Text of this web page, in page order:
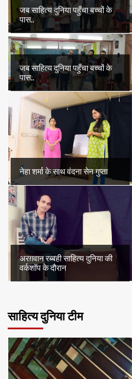
जब साहित्य दुनिया पहुँचा बच्चों के
पास..
जब साहित्य दुनिया पहुँचा बच्चों के
पास..
नेहा शर्मा के साथ वंदना सेन गुप्ता
अरग़वान रब्बही साहित्य दुनिया की
वर्कशॉप के दौरान
साहित्य दुनिया टीम